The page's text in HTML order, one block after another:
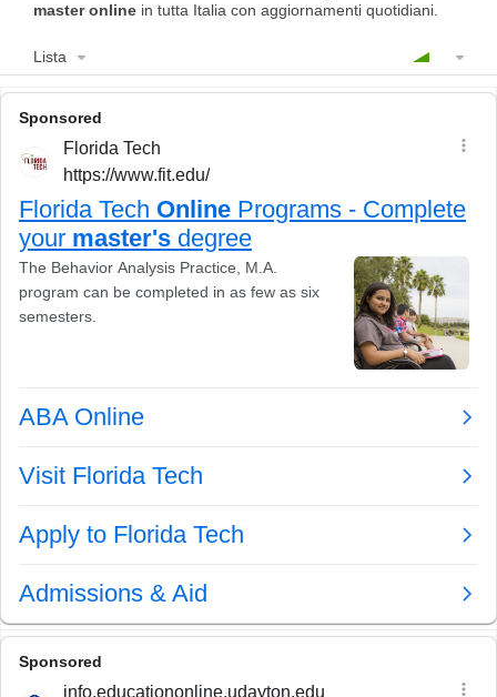
master online in tutta Italia con aggiornamenti quotidiani.
Lista